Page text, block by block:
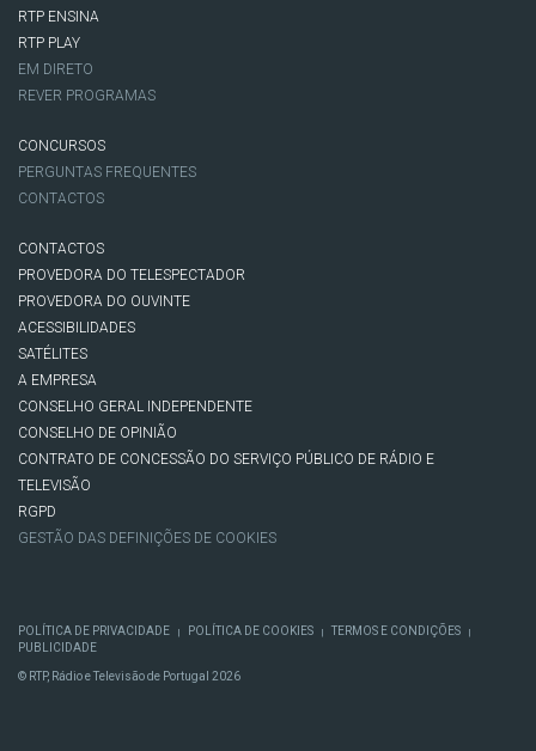
RTP ENSINA
RTP PLAY
EM DIRETO
REVER PROGRAMAS
CONCURSOS
PERGUNTAS FREQUENTES
CONTACTOS
CONTACTOS
PROVEDORA DO TELESPECTADOR
PROVEDORA DO OUVINTE
ACESSIBILIDADES
SATÉLITES
A EMPRESA
CONSELHO GERAL INDEPENDENTE
CONSELHO DE OPINIÃO
CONTRATO DE CONCESSÃO DO SERVIÇO PÚBLICO DE RÁDIO E
TELEVISÃO
RGPD
GESTÃO DAS DEFINIÇÕES DE COOKIES
POLÍTICA DE PRIVACIDADE | POLÍTICA DE COOKIES | TERMOS E CONDIÇÕES |
PUBLICIDADE
© RTP, Rádio e Televisão de Portugal 2026